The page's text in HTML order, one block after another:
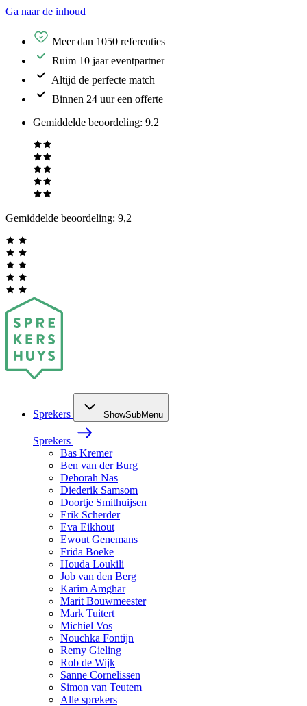
Ga naar de inhoud
Meer dan 1050 referenties
Ruim 10 jaar eventpartner
Altijd de perfecte match
Binnen 24 uur een offerte
Gemiddelde beoordeling: 9.2
Gemiddelde beoordeling: 9,2
Sprekers ShowSubMenu
Sprekers
Bas Kremer
Ben van der Burg
Deborah Nas
Diederik Samsom
Doortje Smithuijsen
Erik Scherder
Eva Eikhout
Ewout Genemans
Frida Boeke
Houda Loukili
Job van den Berg
Karim Amghar
Marit Bouwmeester
Mark Tuitert
Michiel Vos
Nouchka Fontijn
Remy Gieling
Rob de Wijk
Sanne Cornelissen
Simon van Teutem
Alle sprekers